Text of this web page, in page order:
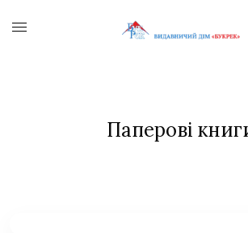
Паперові